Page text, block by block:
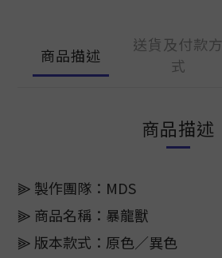
商品描述
送貨及付款方
式
商品描述
⫸ 製作團隊：MDS
⫸ 商品名稱：暴龍獸
⫸ 版本款式：原色／異色